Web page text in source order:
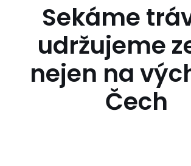
Sekáme
udržujeme
nejen na
Čech